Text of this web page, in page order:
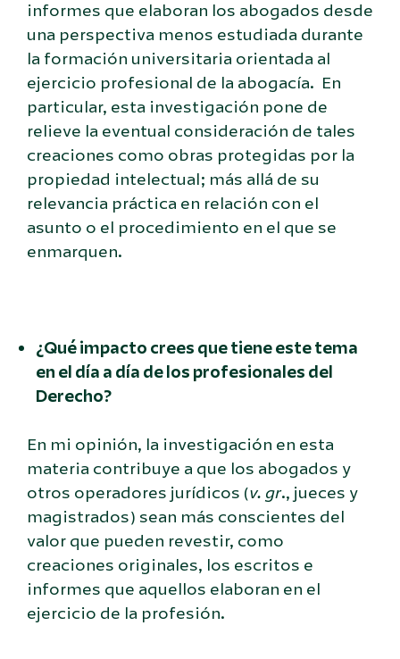
informes que elaboran los abogados desde
una perspectiva menos estudiada durante
la formación universitaria orientada al
ejercicio profesional de la abogacía. En
particular, esta investigación pone de
relieve la eventual consideración de tales
creaciones como obras protegidas por la
propiedad intelectual; más allá de su
relevancia práctica en relación con el
asunto o el procedimiento en el que se
enmarquen.
¿Qué impacto crees que tiene este tema
en el día a día de los profesionales del
Derecho?
En mi opinión, la investigación en esta
materia contribuye a que los abogados y
otros operadores jurídicos (v. gr., jueces y
magistrados) sean más conscientes del
valor que pueden revestir, como
creaciones originales, los escritos e
informes que aquellos elaboran en el
ejercicio de la profesión.